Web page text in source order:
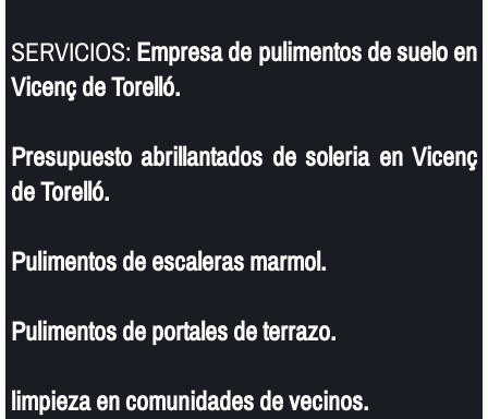
SERVICIOS: Empresa de pulimentos de suelo en
Vicenç de Torelló.
Presupuesto abrillantados de soleria en Vicenç
de Torelló.
Pulimentos de escaleras marmol.
Pulimentos de portales de terrazo.
limpieza en comunidades de vecinos.